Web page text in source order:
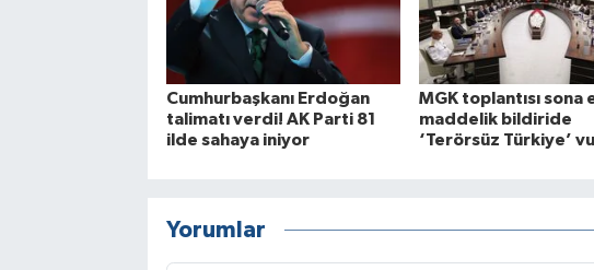
Cumhurbaşkanı Erdoğan
talimatı verdi! AK Parti 81
ilde sahaya iniyor
MGK toplantısı sona
maddelik bildiride
‘Terörsüz Türkiye’
Yorumlar